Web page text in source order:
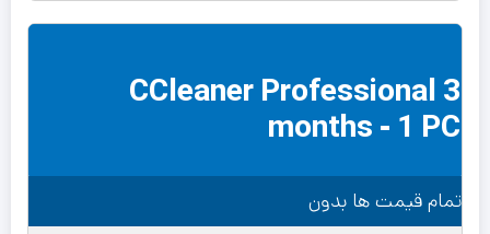
CCleaner Professional 3
months - 1 PC
تمام قیمت ها بدون